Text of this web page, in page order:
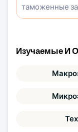
таможенные
Изучаемые И